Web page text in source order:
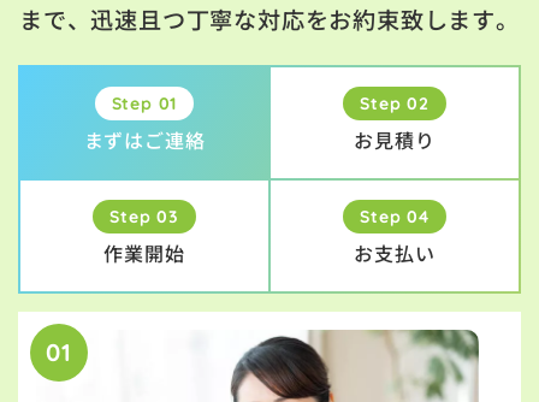
まで、迅速且つ丁寧な対応をお約束致します。
Step 01
まずはご連絡
Step 02
お見積り
Step 03
作業開始
Step 04
お支払い
01